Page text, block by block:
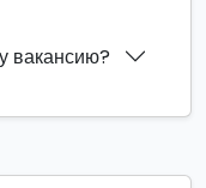
вакансию?